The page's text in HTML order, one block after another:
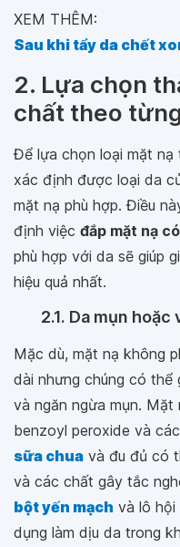
XEM THÊM:
Sau khi tẩy da chết
2. Lựa chọn
chất theo
Để lựa chọn loại mặt nạ
xác định được loại da
mặt nạ phù hợp. Điều
định việc đắp mặt nạ
phù hợp với da sẽ giúp
hiệu quả nhất.
2.1. Da mụn hoặc
Mặc dù, mặt nạ không
dài nhưng chúng có thể
và ngăn ngừa mụn.
benzoyl peroxide và
sữa chua và đu đủ có
và các chất gây tắc
bột yến mạch và lô hội
dụng làm dịu da trong